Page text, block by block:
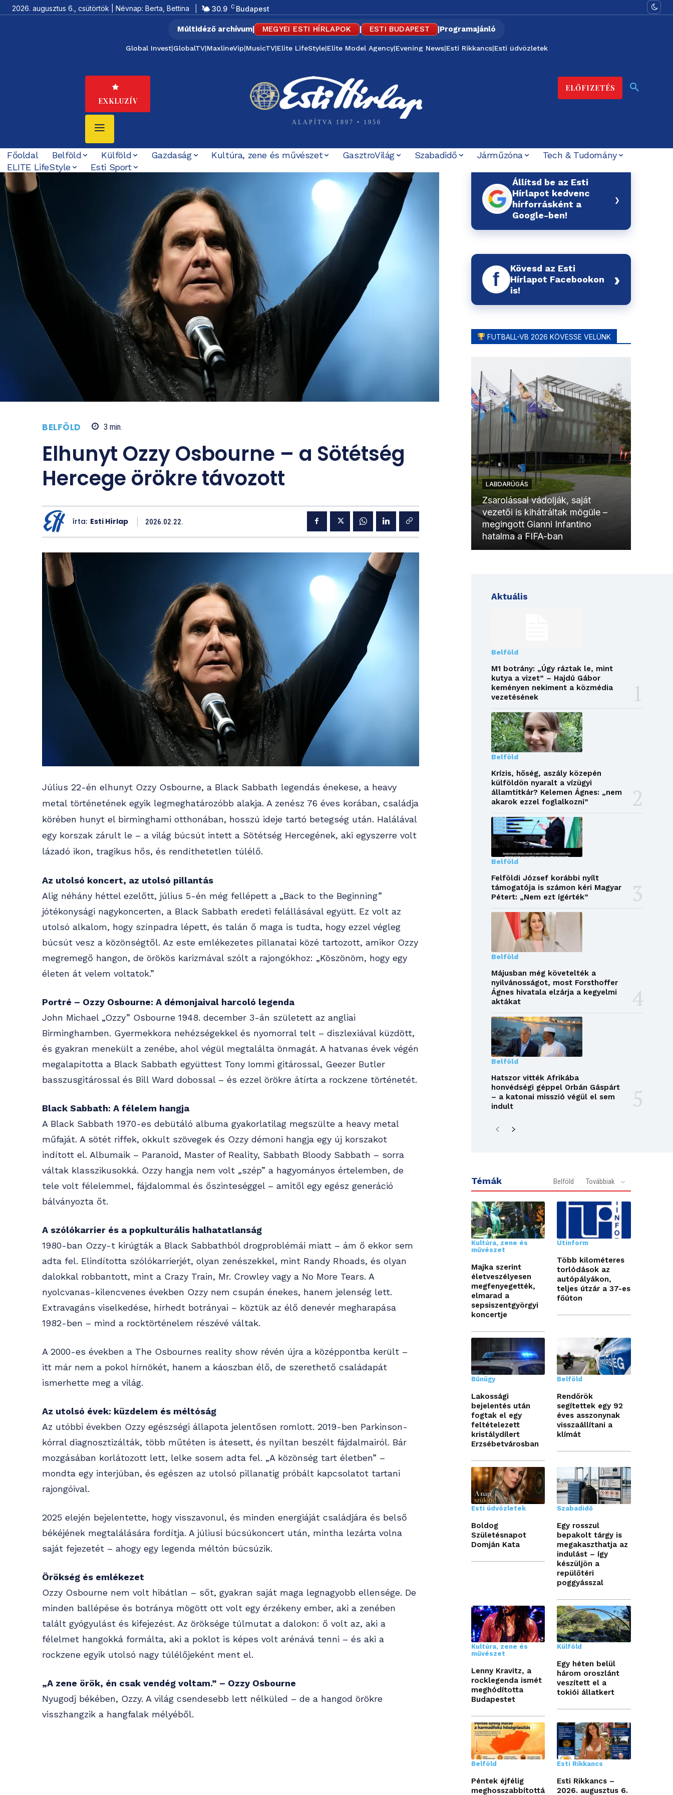
2026. augusztus 6., csütörtök | Névnap: Berta, Bettina 30.9 C Budapest
Múltidéző archívum| MEGYEI ESTI HÍRLAPOK | ESTI BUDAPEST |Programajánló
Global Invest|GlobalTV|MaxlineVip|MusicTV|Elite LifeStyle|Elite Model Agency|Evening News|Esti Rikkancs|Esti üdvözletek
EXKLUZÍV
ALAPÍTVA 1897 • 1956
ELŐFIZETÉS
Főoldal Belföld Külföld Gazdaság Kultúra, zene és művészet GasztroVilág Szabadidő Járműzóna
Tech & Tudomány
ELITE LifeStyle
Esti Sport
BELFÖLD 3 min.
Elhunyt Ozzy Osbourne – a Sötétség
Hercege örökre távozott
írta: Esti Hírlap 2026.02.22.
Július 22-én elhunyt Ozzy Osbourne, a Black Sabbath legendás énekese, a heavy
metal történetének egyik legmeghatározóbb alakja. A zenész 76 éves korában, családja
körében hunyt el birminghami otthonában, hosszú ideje tartó betegség után. Halálával
egy korszak zárult le – a világ búcsút intett a Sötétség Hercegének, aki egyszerre volt
lázadó ikon, tragikus hős, és rendíthetetlen túlélő.
Az utolsó koncert, az utolsó pillantás
Alig néhány héttel ezelőtt, július 5-én még fellépett a „Back to the Beginning”
jótékonysági nagykoncerten, a Black Sabbath eredeti felállásával együtt. Ez volt az
utolsó alkalom, hogy színpadra lépett, és talán ő maga is tudta, hogy ezzel végleg
búcsút vesz a közönségtől. Az este emlékezetes pillanatai közé tartozott, amikor Ozzy
megremegő hangon, de örökös karizmával szólt a rajongókhoz: „Köszönöm, hogy egy
életen át velem voltatok.”
Portré – Ozzy Osbourne: A démonjaival harcoló legenda
John Michael „Ozzy” Osbourne 1948. december 3-án született az angliai
Birminghamben. Gyermekkora nehézségekkel és nyomorral telt – diszlexiával küzdött,
és gyakran menekült a zenébe, ahol végül megtalálta önmagát. A hatvanas évek végén
megalapította a Black Sabbath együttest Tony Iommi gitárossal, Geezer Butler
basszusgitárossal és Bill Ward dobossal – és ezzel örökre átírta a rockzene történetét.
Black Sabbath: A félelem hangja
A Black Sabbath 1970-es debütáló albuma gyakorlatilag megszülte a heavy metal
műfaját. A sötét riffek, okkult szövegek és Ozzy démoni hangja egy új korszakot
indított el. Albumaik – Paranoid, Master of Reality, Sabbath Bloody Sabbath – sorra
váltak klasszikusokká. Ozzy hangja nem volt „szép” a hagyományos értelemben, de
tele volt félelemmel, fájdalommal és őszinteséggel – amitől egy egész generáció
bálványozta őt.
A szólókarrier és a popkulturális halhatatlanság
1980-ban Ozzy-t kirúgták a Black Sabbathból drogproblémái miatt – ám ő ekkor sem
adta fel. Elindította szólókarrierjét, olyan zenészekkel, mint Randy Rhoads, és olyan
dalokkal robbantott, mint a Crazy Train, Mr. Crowley vagy a No More Tears. A
nyolcvanas-kilencvenes években Ozzy nem csupán énekes, hanem jelenség lett.
Extravagáns viselkedése, hírhedt botrányai – köztük az élő denevér megharapása
1982-ben – mind a rocktörténelem részévé váltak.
A 2000-es években a The Osbournes reality show révén újra a középpontba került –
itt már nem a pokol hírnökét, hanem a káoszban élő, de szerethető családapát
ismerhette meg a világ.
Az utolsó évek: küzdelem és méltóság
Az utóbbi években Ozzy egészségi állapota jelentősen romlott. 2019-ben Parkinson-
kórral diagnosztizálták, több műtéten is átesett, és nyíltan beszélt fájdalmairól. Bár
mozgásában korlátozott lett, lelke sosem adta fel. „A közönség tart életben” –
mondta egy interjúban, és egészen az utolsó pillanatig próbált kapcsolatot tartani
rajongóival.
2025 elején bejelentette, hogy visszavonul, és minden energiáját családjára és belső
békéjének megtalálására fordítja. A júliusi búcsúkoncert után, mintha lezárta volna
saját fejezetét – ahogy egy legenda méltón búcsúzik.
Örökség és emlékezet
Ozzy Osbourne nem volt hibátlan – sőt, gyakran saját maga legnagyobb ellensége. De
minden ballépése és botránya mögött ott volt egy érzékeny ember, aki a zenében
talált gyógyulást és kifejezést. Az öröksége túlmutat a dalokon: ő volt az, aki a
félelmet hangokká formálta, aki a poklot is képes volt arénává tenni – és aki a
rockzene egyik utolsó nagy túlélőjeként ment el.
„A zene örök, én csak vendég voltam.” – Ozzy Osbourne
Nyugodj békében, Ozzy. A világ csendesebb lett nélküled – de a hangod örökre
visszhangzik a hangfalak mélyéből.
Állítsd be az Esti
Hírlapot kedvenc
hírforrásként a
Google-ben!
›
f
Kövesd az Esti
Hírlapot Facebookon
is!
›
FUTBALL-VB 2026 KÖVESSE VELÜNK
LABDARÚGÁS
Zsarolással vádolják, saját
vezetői is kihátráltak mögüle –
megingott Gianni Infantino
hatalma a FIFA-ban
Aktuális
Belföld
M1 botrány: „Úgy ráztak le, mint
kutya a vizet” – Hajdú Gábor
keményen nekiment a közmédia
vezetésének
Belföld
Krízis, hőség, aszály közepén
külföldön nyaralt a vízügyi
államtitkár? Kelemen Ágnes: „nem
akarok ezzel foglalkozni”
Belföld
Felföldi József korábbi nyílt
támogatója is számon kéri Magyar
Pétert: „Nem ezt ígérték”
Belföld
Májusban még követelték a
nyilvánosságot, most Forsthoffer
Ágnes hivatala elzárja a kegyelmi
aktákat
Belföld
Hatszor vitték Afrikába
honvédségi géppel Orbán Gáspárt
– a katonai misszió végül el sem
indult
Témák Belföld Továbbiak
Kultúra, zene és
művészet
Majka szerint
életveszélyesen
megfenyegették,
elmarad a
sepsiszentgyörgyi
koncertje
Útinform
Több kilométeres
torlódások az
autópályákon,
teljes útzár a 37-es
főúton
Bűnügy
Lakossági
bejelentés után
fogtak el egy
feltételezett
kristálydílert
Erzsébetvárosban
Belföld
Rendőrök
segítettek egy 92
éves asszonynak
visszaállítani a
klímát
Esti üdvözletek
Boldog
Születésnapot
Domján Kata
Szabadidő
Egy rosszul
bepakolt tárgy is
megakaszthatja az
indulást – így
készüljön a
repülőtéri
poggyásszal
Kultúra, zene és
művészet
Lenny Kravitz, a
rocklegenda ismét
meghódította
Budapestet
Külföld
Egy héten belül
három oroszlánt
veszített el a
tokiói állatkert
Belföld
Péntek éjfélig
meghosszabbítottá
Esti Rikkancs
Esti Rikkancs –
2026. augusztus 6.